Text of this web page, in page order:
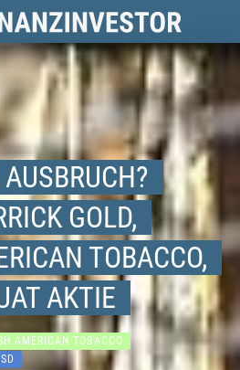
GOLD,
TOBACCO,
AKTIE
AMERICAN TOBACCO